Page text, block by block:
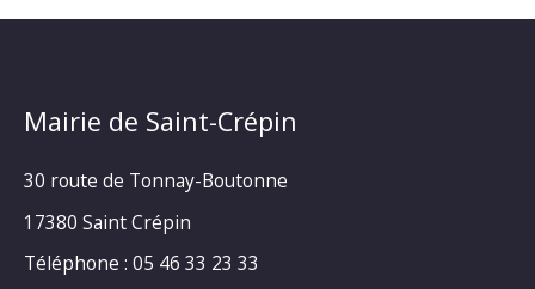
Mairie de Saint-Crépin
30 route de Tonnay-Boutonne
17380 Saint Crépin
Téléphone : 05 46 33 23 33